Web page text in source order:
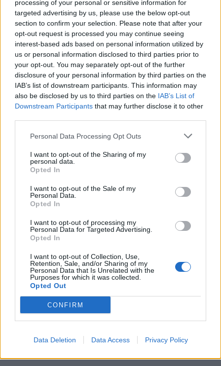
processing of your personal or sensitive information for
targeted advertising by us, please use the below opt-out
section to confirm your selection. Please note that after your
opt-out request is processed you may continue seeing
interest-based ads based on personal information utilized by
us or personal information disclosed to third parties prior to
your opt-out. You may separately opt-out of the further
disclosure of your personal information by third parties on the
IAB’s list of downstream participants. This information may
also be disclosed by us to third parties on the IAB’s List of
Downstream Participants that may further disclose it to other
Personal Data Processing Opt Outs
I want to opt-out of the Sharing of my
personal data.
Opted In
I want to opt-out of the Sale of my
Personal Data.
Opted In
I want to opt-out of processing my
Personal Data for Targeted Advertising.
Opted In
I want to opt-out of Collection, Use,
Retention, Sale, and/or Sharing of my
Personal Data that Is Unrelated with the
Purposes for which it was collected.
Opted Out
CONFIRM
Data Deletion Data Access Privacy Policy